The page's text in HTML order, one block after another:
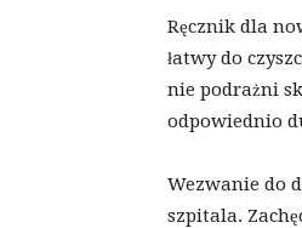
Ręcznik dla
łatwy do
nie podrażni
odpowiednio
Wezwanie do
szpitala.